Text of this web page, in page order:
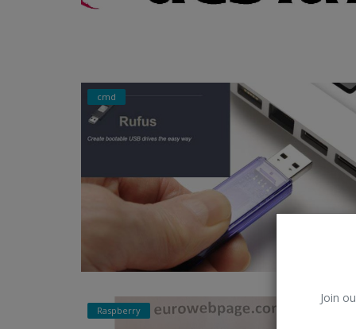
Join
cmd
Raspberry